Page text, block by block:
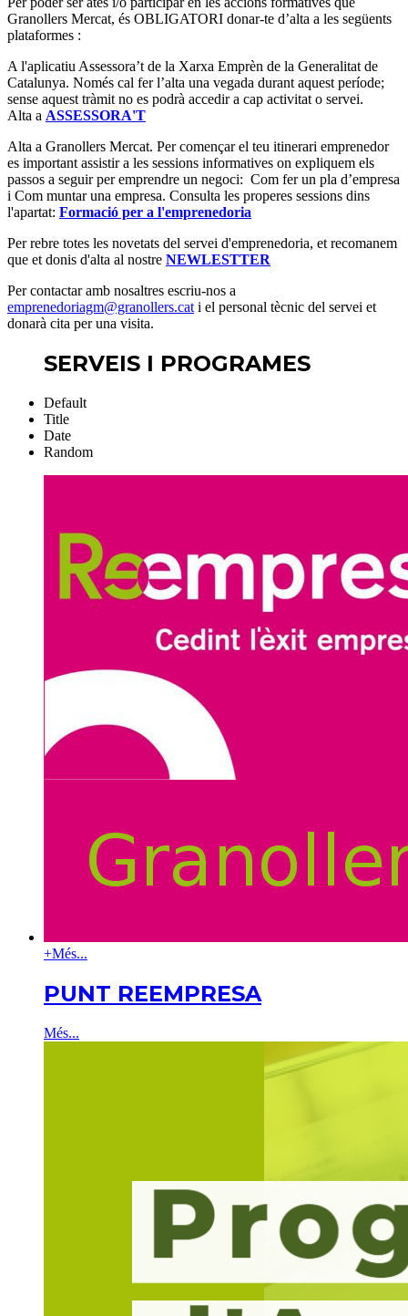
Granollers Mercat, és OBLIGATORI donar-te d’alta a les següents
plataformes :
A l'aplicatiu Assessora’t de la Xarxa Emprèn de la Generalitat de
Catalunya. Només cal fer l’alta una vegada durant aquest període;
sense aquest tràmit no es podrà accedir a cap activitat o servei.
Alta a ASSESSORA'T
Alta a Granollers Mercat. Per començar el teu itinerari emprenedor
es important assistir a les sessions informatives on expliquem els
passos a seguir per emprendre un negoci: Com fer un pla d’empresa
i Com muntar una empresa. Consulta les properes sessions dins
l'apartat: Formació per a l'emprenedoria
Per rebre totes les novetats del servei d'emprenedoria, et recomanem
que et donis d'alta al nostre NEWLESTTER
Per contactar amb nosaltres escriu-nos a
emprenedoriagm@granollers.cat i el personal tècnic del servei et
donarà cita per una visita.
SERVEIS I PROGRAMES
Default
Title
Date
Random
+Més...
PUNT REEMPRESA
Més...